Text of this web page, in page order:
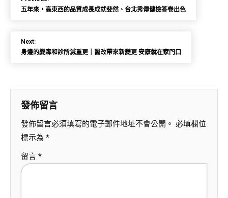
五年來，高東西的品質成長成就斐然、台北秀傳健檢答卷出色
Next:
身邊的變森和診所減重更｜醫改帶來新變更 安康就在家門口
發佈留言
發佈留言必須填寫的電子郵件地址不會公開。 必填欄位
標示為 *
留言 *